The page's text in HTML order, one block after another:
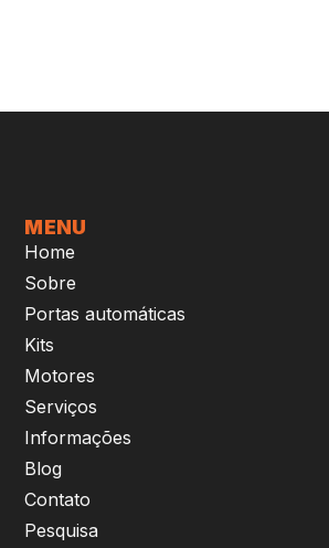
MENU
Home
Sobre
Portas automáticas
Kits
Motores
Serviços
Informações
Blog
Contato
Pesquisa